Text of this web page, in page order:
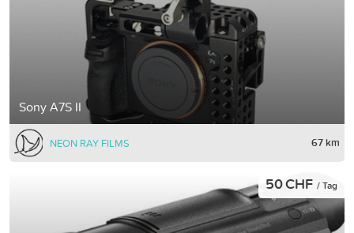
Sony A7S II
NEON RAY FILMS 67 km
50 CHF / Tag